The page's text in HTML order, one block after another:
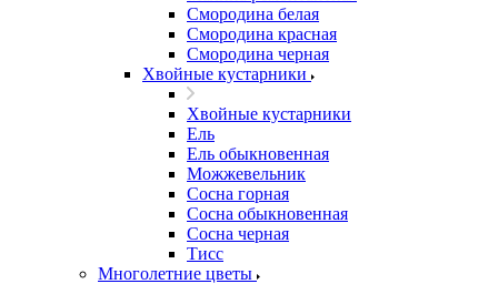
Смородина белая
Смородина красная
Смородина черная
Хвойные кустарники
Хвойные кустарники
Ель
Ель обыкновенная
Можжевельник
Сосна горная
Сосна обыкновенная
Сосна черная
Тисс
Многолетние цветы